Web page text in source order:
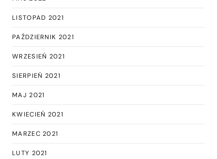
LISTOPAD 2021
PAŹDZIERNIK 2021
WRZESIEŃ 2021
SIERPIEŃ 2021
MAJ 2021
KWIECIEŃ 2021
MARZEC 2021
LUTY 2021